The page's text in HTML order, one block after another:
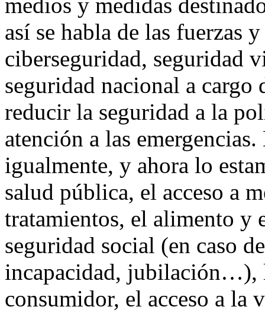
medios y medidas
así se habla de las fuerzas
ciberseguridad, seguridad
seguridad nacional a cargo
reducir la seguridad a la
atención a las
igualmente, y ahora lo
salud pública, el acceso a
tratamientos, el alimento y
seguridad social (en caso
incapacidad, jubilación…),
consumidor, el acceso a la